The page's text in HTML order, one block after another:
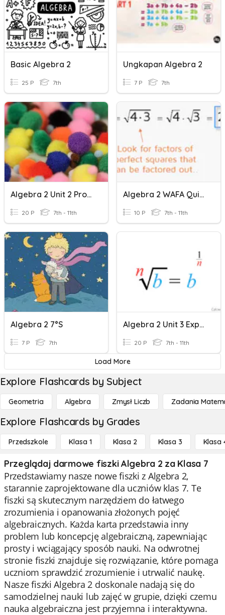
Basic Algebra 2
25 P 7th
Ungkapan Algebra 2
7 P 7th
Algebra 2 Unit 2 Probability Practice
20 P 7th - 11th
Algebra 2 WAFA Quiz - Radicals
10 P 7th - 11th
Algebra 2 7°s
7 P 7th
Algebra 2 Unit 3 Exponents Practice
20 P 7th - 11th
Load More
Explore Flashcards by Subject
Geometria Algebra Zmysł Liczb Zadania
Explore Flashcards by Grades
Przedszkole Klasa 1 Klasa 2 Klasa 3 Klasa
Przeglądaj darmowe fiszki Algebra 2 za Klasa 7
Przedstawiamy nasze nowe fiszki z Algebra 2,
starannie zaprojektowane dla uczniów klas 7. Te
fiszki są skutecznym narzędziem do łatwego
zrozumienia i opanowania złożonych pojęć
algebraicznych. Każda karta przedstawia inny
problem lub koncepcję algebraiczną, zapewniając
prosty i wciągający sposób nauki. Na odwrotnej
stronie fiszki znajduje się rozwiązanie, które pomaga
uczniom sprawdzić zrozumienie i utrwalić naukę.
Nasze fiszki Algebra 2 doskonale nadają się do
samodzielnej nauki lub zajęć w grupie, dzięki czemu
nauka algebraiczna jest przyjemna i interaktywna.